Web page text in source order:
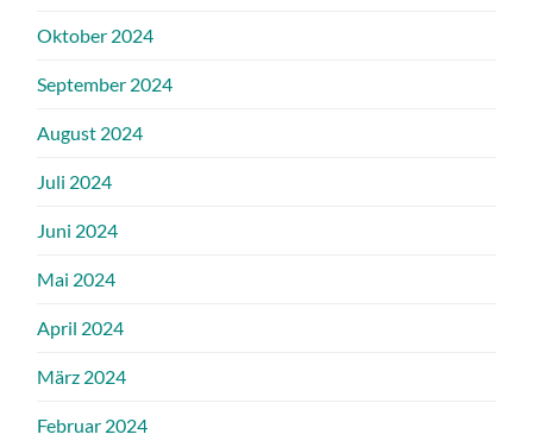
Oktober 2024
September 2024
August 2024
Juli 2024
Juni 2024
Mai 2024
April 2024
März 2024
Februar 2024